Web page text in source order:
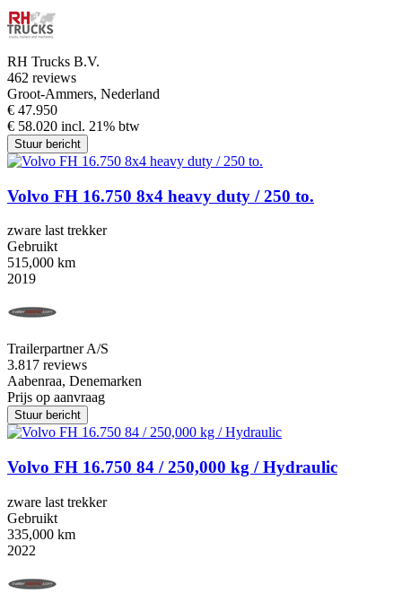
RH Trucks B.V.
462 reviews
Groot-Ammers, Nederland
€ 47.950
€ 58.020 incl. 21% btw
Stuur bericht
Volvo FH 16.750 8x4 heavy duty / 250 to.
zware last trekker
Gebruikt
515,000 km
2019
Trailerpartner A/S
3.817 reviews
Aabenraa, Denemarken
Prijs op aanvraag
Stuur bericht
Volvo FH 16.750 84 / 250,000 kg / Hydraulic
zware last trekker
Gebruikt
335,000 km
2022